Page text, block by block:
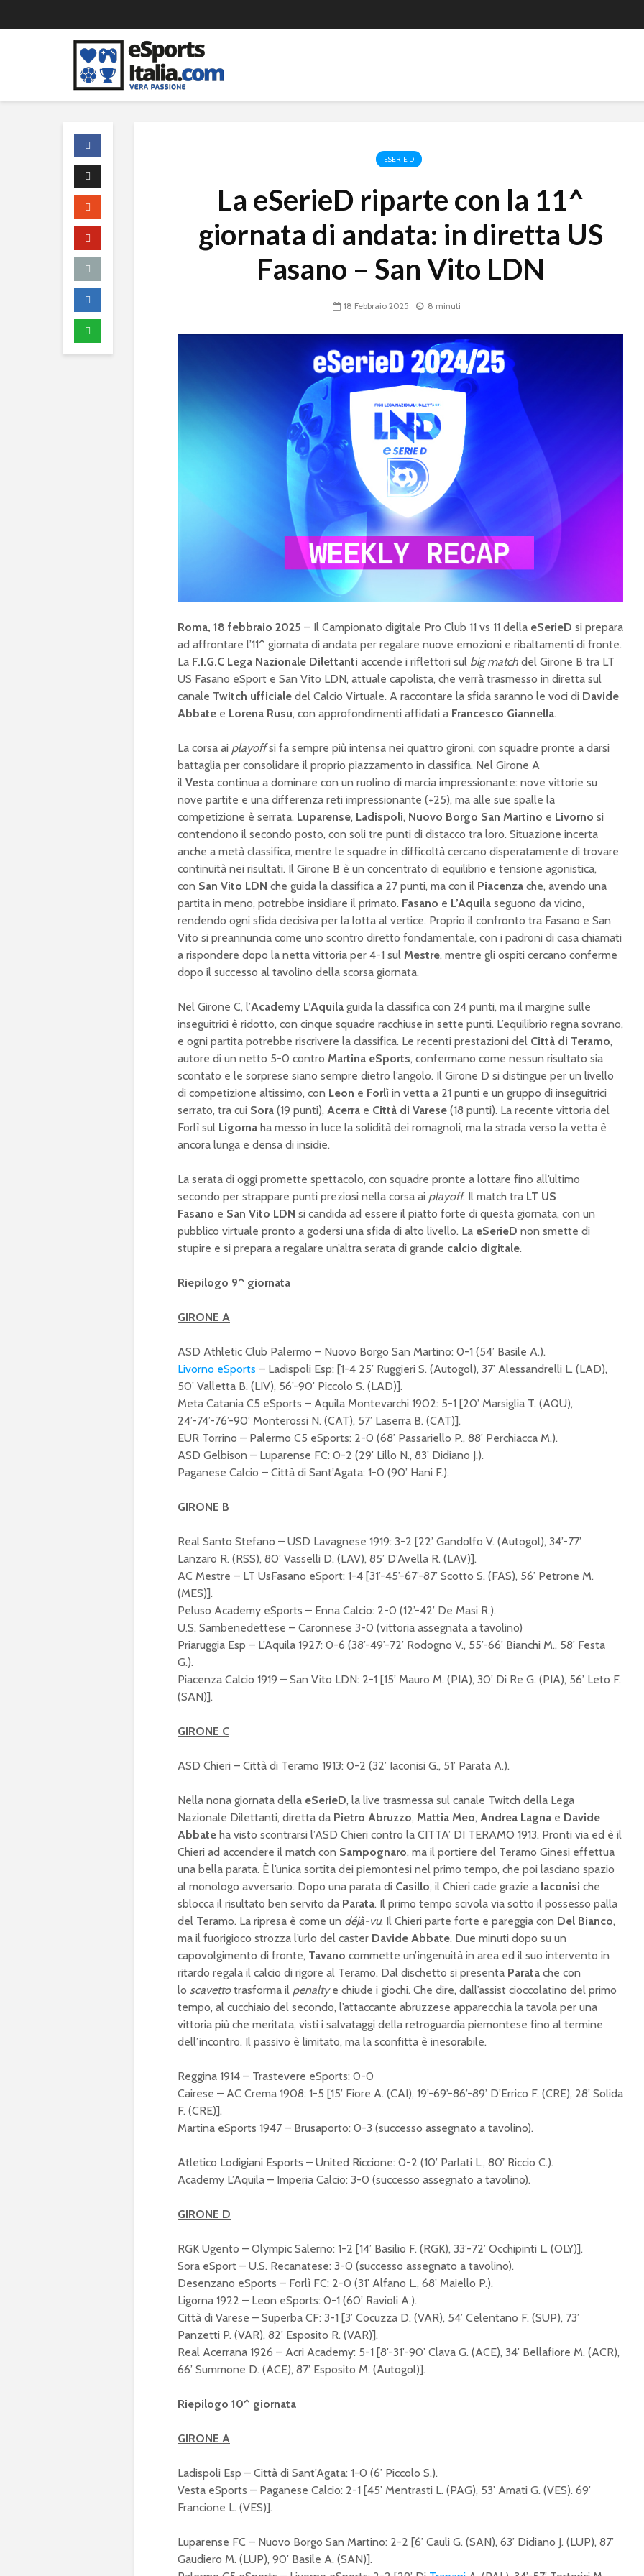
ESERIE D
La eSerieD riparte con la 11^
giornata di andata: in diretta US
Fasano – San Vito LDN
18 Febbraio 2025 8 minuti
Roma, 18 febbraio 2025 – Il Campionato digitale Pro Club 11 vs 11 della eSerieD si prepara
ad affrontare l’11^ giornata di andata per regalare nuove emozioni e ribaltamenti di fronte.
La F.I.G.C Lega Nazionale Dilettanti accende i riflettori sul big match del Girone B tra LT
US Fasano eSport e San Vito LDN, attuale capolista, che verrà trasmesso in diretta sul
canale Twitch ufficiale del Calcio Virtuale. A raccontare la sfida saranno le voci di Davide
Abbate e Lorena Rusu, con approfondimenti affidati a Francesco Giannella.
La corsa ai playoffsi fa sempre più intensa nei quattro gironi, con squadre pronte a darsi
battaglia per consolidare il proprio piazzamento in classifica. Nel Girone A
il Vesta continua a dominare con un ruolino di marcia impressionante: nove vittorie su
nove partite e una differenza reti impressionante (+25), ma alle sue spalle la
competizione è serrata. Luparense, Ladispoli, Nuovo Borgo San Martino e Livorno si
contendono il secondo posto, con soli tre punti di distacco tra loro. Situazione incerta
anche a metà classifica, mentre le squadre in difficoltà cercano disperatamente di trovare
continuità nei risultati. Il Girone B è un concentrato di equilibrio e tensione agonistica,
con San Vito LDN che guida la classifica a 27 punti, ma con il Piacenza che, avendo una
partita in meno, potrebbe insidiare il primato. Fasano e L’Aquila seguono da vicino,
rendendo ogni sfida decisiva per la lotta al vertice. Proprio il confronto tra Fasano e San
Vito si preannuncia come uno scontro diretto fondamentale, con i padroni di casa chiamati
a rispondere dopo la netta vittoria per 4-1 sul Mestre, mentre gli ospiti cercano conferme
dopo il successo al tavolino della scorsa giornata.
Nel Girone C, l’Academy L’Aquila guida la classifica con 24 punti, ma il margine sulle
inseguitrici è ridotto, con cinque squadre racchiuse in sette punti. L’equilibrio regna sovrano,
e ogni partita potrebbe riscrivere la classifica. Le recenti prestazioni del Città di Teramo,
autore di un netto 5-0 contro Martina eSports, confermano come nessun risultato sia
scontato e le sorprese siano sempre dietro l’angolo. Il Girone D si distingue per un livello
di competizione altissimo, con Leon e Forlì in vetta a 21 punti e un gruppo di inseguitrici
serrato, tra cui Sora (19 punti), Acerra e Città di Varese (18 punti). La recente vittoria del
Forlì sul Ligorna ha messo in luce la solidità dei romagnoli, ma la strada verso la vetta è
ancora lunga e densa di insidie.
La serata di oggi promette spettacolo, con squadre pronte a lottare fino all’ultimo
secondo per strappare punti preziosi nella corsa ai playoff. Il match tra LT US
Fasano e San Vito LDN si candida ad essere il piatto forte di questa giornata, con un
pubblico virtuale pronto a godersi una sfida di alto livello. La eSerieD non smette di
stupire e si prepara a regalare un’altra serata di grande calcio digitale.
Riepilogo 9^ giornata
GIRONE A
ASD Athletic Club Palermo – Nuovo Borgo San Martino: 0-1 (54’ Basile A.).
Livorno eSports – Ladispoli Esp: [1-4 25’ Ruggieri S. (Autogol), 37’ Alessandrelli L. (LAD),
50’ Valletta B. (LIV), 56’-90’ Piccolo S. (LAD)].
Meta Catania C5 eSports – Aquila Montevarchi 1902: 5-1 [20’ Marsiglia T. (AQU),
24’-74’-76’-90’ Monterossi N. (CAT), 57’ Laserra B. (CAT)].
EUR Torrino – Palermo C5 eSports: 2-0 (68’ Passariello P., 88’ Perchiacca M.).
ASD Gelbison – Luparense FC: 0-2 (29’ Lillo N., 83’ Didiano J.).
Paganese Calcio – Città di Sant’Agata: 1-0 (90’ Hani F.).
GIRONE B
Real Santo Stefano – USD Lavagnese 1919: 3-2 [22’ Gandolfo V. (Autogol), 34’-77’
Lanzaro R. (RSS), 80’ Vasselli D. (LAV), 85’ D’Avella R. (LAV)].
AC Mestre – LT UsFasano eSport: 1-4 [31’-45’-67’-87’ Scotto S. (FAS), 56’ Petrone M.
(MES)].
Peluso Academy eSports – Enna Calcio: 2-0 (12’-42’ De Masi R.).
U.S. Sambenedettese – Caronnese 3-0 (vittoria assegnata a tavolino)
Priaruggia Esp – L’Aquila 1927: 0-6 (38’-49’-72’ Rodogno V., 55’-66’ Bianchi M., 58’ Festa
G.).
Piacenza Calcio 1919 – San Vito LDN: 2-1 [15’ Mauro M. (PIA), 30’ Di Re G. (PIA), 56’ Leto F.
(SAN)].
GIRONE C
ASD Chieri – Città di Teramo 1913: 0-2 (32’ Iaconisi G., 51’ Parata A.).
Nella nona giornata della eSerieD, la live trasmessa sul canale Twitch della Lega
Nazionale Dilettanti, diretta da Pietro Abruzzo, Mattia Meo, Andrea Lagna e Davide
Abbate ha visto scontrarsi l’ASD Chieri contro la CITTA’ DI TERAMO 1913. Pronti via ed è il
Chieri ad accendere il match con Sampognaro, ma il portiere del Teramo Ginesi effettua
una bella parata. È l’unica sortita dei piemontesi nel primo tempo, che poi lasciano spazio
al monologo avversario. Dopo una parata di Casillo, il Chieri cade grazie a Iaconisi che
sblocca il risultato ben servito da Parata. Il primo tempo scivola via sotto il possesso palla
del Teramo. La ripresa è come un déjà-vu. Il Chieri parte forte e pareggia con Del Bianco,
ma il fuorigioco strozza l’urlo del caster Davide Abbate. Due minuti dopo su un
capovolgimento di fronte, Tavano commette un’ingenuità in area ed il suo intervento in
ritardo regala il calcio di rigore al Teramo. Dal dischetto si presenta Parata che con
lo scavettotrasforma il penaltye chiude i giochi. Che dire, dall’assist cioccolatino del primo
tempo, al cucchiaio del secondo, l’attaccante abruzzese apparecchia la tavola per una
vittoria più che meritata, visti i salvataggi della retroguardia piemontese fino al termine
dell’incontro. Il passivo è limitato, ma la sconfitta è inesorabile.
Reggina 1914 – Trastevere eSports: 0-0
Cairese – AC Crema 1908: 1-5 [15’ Fiore A. (CAI), 19’-69’-86’-89’ D’Errico F. (CRE), 28’ Solida
F. (CRE)].
Martina eSports 1947 – Brusaporto: 0-3 (successo assegnato a tavolino).
Atletico Lodigiani Esports – United Riccione: 0-2 (10’ Parlati L., 80’ Riccio C.).
Academy L’Aquila – Imperia Calcio: 3-0 (successo assegnato a tavolino).
GIRONE D
RGK Ugento – Olympic Salerno: 1-2 [14’ Basilio F. (RGK), 33’-72’ Occhipinti L. (OLY)].
Sora eSport – U.S. Recanatese: 3-0 (successo assegnato a tavolino).
Desenzano eSports – Forlì FC: 2-0 (31’ Alfano L., 68’ Maiello P.).
Ligorna 1922 – Leon eSports: 0-1 (60’ Ravioli A.).
Città di Varese – Superba CF: 3-1 [3’ Cocuzza D. (VAR), 54’ Celentano F. (SUP), 73’
Panzetti P. (VAR), 82’ Esposito R. (VAR)].
Real Acerrana 1926 – Acri Academy: 5-1 [8’-31’-90’ Clava G. (ACE), 34’ Bellafiore M. (ACR),
66’ Summone D. (ACE), 87’ Esposito M. (Autogol)].
Riepilogo 10^ giornata
GIRONE A
Ladispoli Esp – Città di Sant’Agata: 1-0 (6’ Piccolo S.).
Vesta eSports – Paganese Calcio: 2-1 [45’ Mentrasti L. (PAG), 53’ Amati G. (VES). 69’
Francione L. (VES)].
Luparense FC – Nuovo Borgo San Martino: 2-2 [6’ Cauli G. (SAN), 63’ Didiano J. (LUP), 87’
Gaudiero M. (LUP), 90’ Basile A. (SAN)].
Playoff eSerieD: che
rimonta Gelbison!
Ecco chi sogna
Genova
eSerieD: Playoff in
gironi
bomber